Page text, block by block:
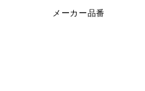
メーカー品番